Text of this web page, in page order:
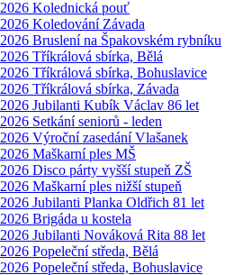
2026 Kolednická pouť
2026 Koledování Závada
2026 Bruslení na Špakovském rybníku
2026 Tříkrálová sbírka, Bělá
2026 Tříkrálová sbírka, Bohuslavice
2026 Tříkrálová sbírka, Závada
2026 Jubilanti Kubík Václav 86 let
2026 Setkání seniorů - leden
2026 Výroční zasedání Vlašanek
2026 Maškarní ples MŠ
2026 Disco párty vyšší stupeň ZŠ
2026 Maškarní ples nižší stupeň
2026 Jubilanti Planka Oldřich 81 let
2026 Brigáda u kostela
2026 Jubilanti Nováková Rita 88 let
2026 Popeleční středa, Bělá
2026 Popeleční středa, Bohuslavice